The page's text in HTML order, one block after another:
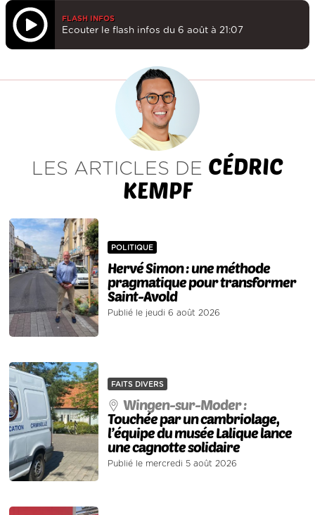
FLASH INFOS
Ecouter le flash infos du 6 août à 21:07
LES ARTICLES DE CÉDRIC
KEMPF
POLITIQUE
Hervé Simon : une méthode
pragmatique pour transformer
Saint-Avold
Publié le jeudi 6 août 2026
FAITS DIVERS
Wingen-sur-Moder :
Touchée par un cambriolage,
l’équipe du musée Lalique lance
une cagnotte solidaire
Publié le mercredi 5 août 2026